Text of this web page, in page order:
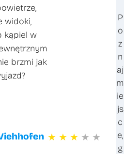
widoki,
kąpiel w
brzmi jak
★ ★ ★ ★ ★
P
o
z
n
aj
m
ie
js
c
e,
g